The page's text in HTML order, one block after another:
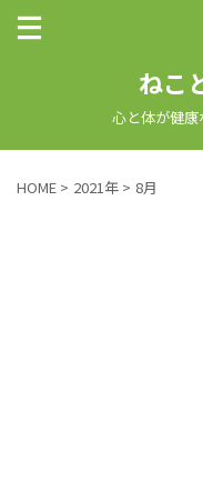
ねこ
心と体が健
HOME > 2021年 > 8月